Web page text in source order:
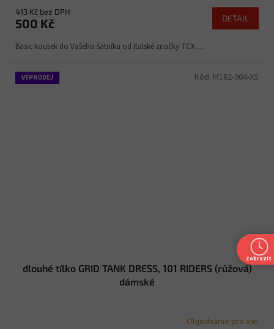
413 Kč bez DPH
500 Kč DETAIL
Basic kousek do Vašeho šatníku od italské značky TCX....
VÝPRODEJ
dlouhé tílko GRID TANK DRESS, 101 RIDERS (růžová)
dámské
Objednáme pro vás
Kód: M182-904-XS
Zobrazit